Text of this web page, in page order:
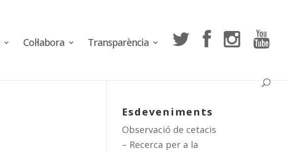
Col·labora Transparència
Esdeveniments
Observació de cetacis
– Recerca per a la